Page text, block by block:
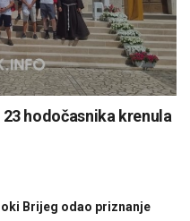
hodočasnika krenula
Brijeg odao priznanje